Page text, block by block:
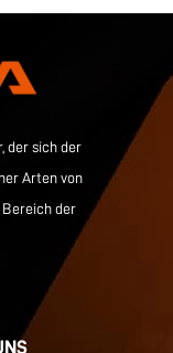
der sich der
Arten von
der